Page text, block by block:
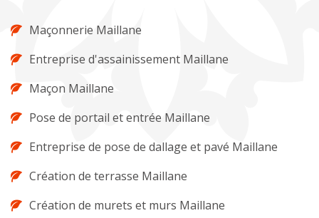
Maçonnerie Maillane
Entreprise d'assainissement Maillane
Maçon Maillane
Pose de portail et entrée Maillane
Entreprise de pose de dallage et pavé Maillane
Création de terrasse Maillane
Création de murets et murs Maillane